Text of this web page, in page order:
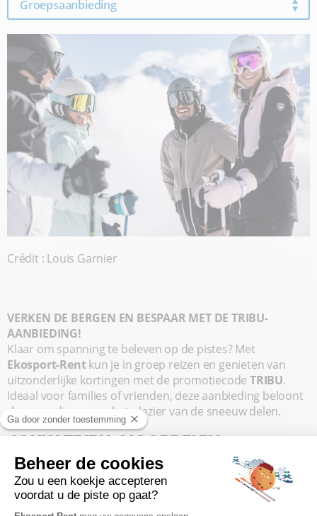
Groepsaanbieding
Crédit : Louis Garnier
VERKEN DE BERGEN EN BESPAAR MET DE TRIBU-
AANBIEDING!
Klaar om spanning te beleven op de pistes? Met
Ekosport-Rentkun je in groep reizen en genieten van
uitzonderlijke kortingen met de promotiecode TRIBU.
Ideaal voor families of vrienden, deze aanbieding beloont
degenen die samen het plezier van de sneeuw delen.
JOUW TRIBU-VOORDELEN:
5 % korting * bij huur van minimaal 4 ski- of
snowboardpakketten.
10 % korting* bij huur van minimaal 7 pakketten.